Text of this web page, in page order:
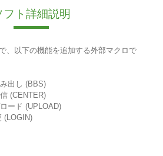
フト詳細説明
、以下の機能を追加する外部マクロで
出し (BBS)
(CENTER)
ード (UPLOAD)
(LOGIN)